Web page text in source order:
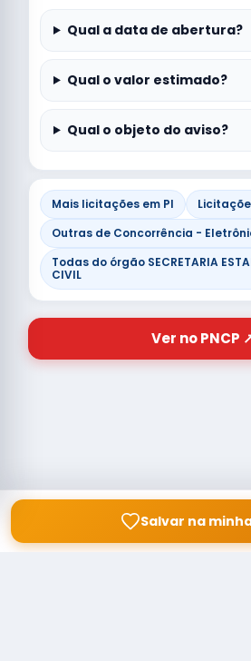
Qual a data de abertura?
Qual o valor estimado?
Qual o objeto do aviso?
Mais licitações em PI
Outras de Concorrência -
Todas do órgão SECRETARIA
CIVIL
Ver no PNCP
Salvar na